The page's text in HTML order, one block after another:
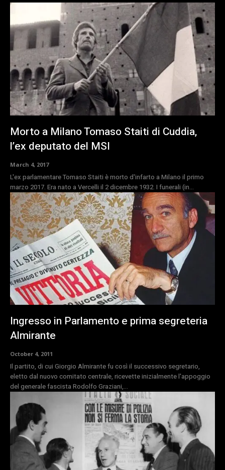
Morto a Milano Tomaso Staiti di Cuddia,
l’ex deputato del MSI
March 4, 2017
L'ex parlamentare Tomaso Staiti è morto d'infarto a Milano il primo
marzo 2017. Era nato a Vercelli il 2 dicembre 1932. I funerali (in...
Ingresso in Parlamento e prima segreteria
Almirante
October 4, 2011
Il partito, di cui Giorgio Almirante fu così il successivo segretario,
eletto dal nuovo comitato centrale, ricevette inizialmente l'appoggio
del generale fascista Rodolfo Graziani,...